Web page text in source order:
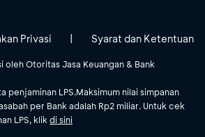
oleh Otoritas Jasa Keuangan & Bank
penjaminan LPS.Maksimum nilai simpanan
per Bank adalah Rp2 miliar. Untuk cek
LPS, klikdi sini
Privasi Syarat dan Ketentuan